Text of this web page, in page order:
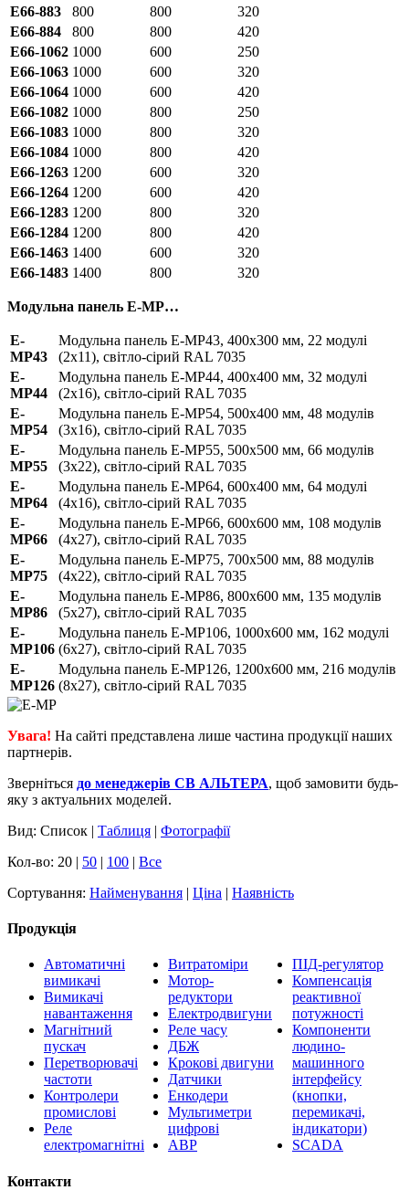
E66-883
800 800
320
E66-884
800 800
420
E66-1062 1000 600
250
E66-1063 1000 600
320
E66-1064 1000 600
420
E66-1082 1000 800
250
E66-1083 1000 800
320
E66-1084 1000 800
420
E66-1263 1200 600
320
E66-1264 1200 600
420
E66-1283 1200 800
320
E66-1284 1200 800
420
E66-1463 1400 600
320
E66-1483 1400 800 320
Модульна панель E-MP…
E-
MP43
Модульна панель E-MP43, 400х300 мм, 22 модулі
(2х11), світло-сірий RAL 7035
E-
MP44
Модульна панель E-MP44, 400х400 мм, 32 модулі
(2х16), світло-сірий RAL 7035
E-
MP54
Модульна панель E-MP54, 500х400 мм, 48 модулів
(3х16), світло-сірий RAL 7035
E-
MP55
Модульна панель E-MP55, 500х500 мм, 66 модулів
(3х22), світло-сірий RAL 7035
E-
MP64
Модульна панель E-MP64, 600х400 мм, 64 модулі
(4х16), світло-сірий RAL 7035
E-
MP66
Модульна панель E-MP66, 600х600 мм, 108 модулів
(4х27), світло-сірий RAL 7035
E-
MP75
Модульна панель E-MP75, 700х500 мм, 88 модулів
(4х22), світло-сірий RAL 7035
E-
MP86
Модульна панель E-MP86, 800х600 мм, 135 модулів
(5х27), світло-сірий RAL 7035
E-
MP106
Модульна панель E-MP106, 1000х600 мм, 162 модулі
(6х27), світло-сірий RAL 7035
E-
MP126
Модульна панель E-MP126, 1200х600 мм, 216 модулів
(8х27), світло-сірий RAL 7035
Увага! На сайті представлена лише частина продукції наших
партнерів.
Зверніться до менеджерів СВ АЛЬТЕРА, щоб замовити будь-
яку з актуальних моделей.
Вид: Список | Таблиця | Фотографії
Кол-во: 20 | 50 | 100 | Все
Сортування: Найменування | Ціна | Наявність
Продукція
Автоматичні
вимикачі
Вимикачі
навантаження
Магнітний
пускач
Перетворювачі
частоти
Контролери
промислові
Реле
електромагнітні
Витратоміри
Мотор-
редуктори
Електродвигуни
Реле часу
ДБЖ
Крокові двигуни
Датчики
Енкодери
Мультиметри
цифрові
АВР
ПІД-регулятор
Компенсація
реактивної
потужності
Компоненти
людино-
машинного
інтерфейсу
(кнопки,
перемикачі,
індикатори)
SCADA
Контакти